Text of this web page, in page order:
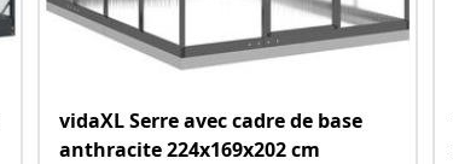
vidaXL Serre avec cadre de base
anthracite 224x169x202 cm